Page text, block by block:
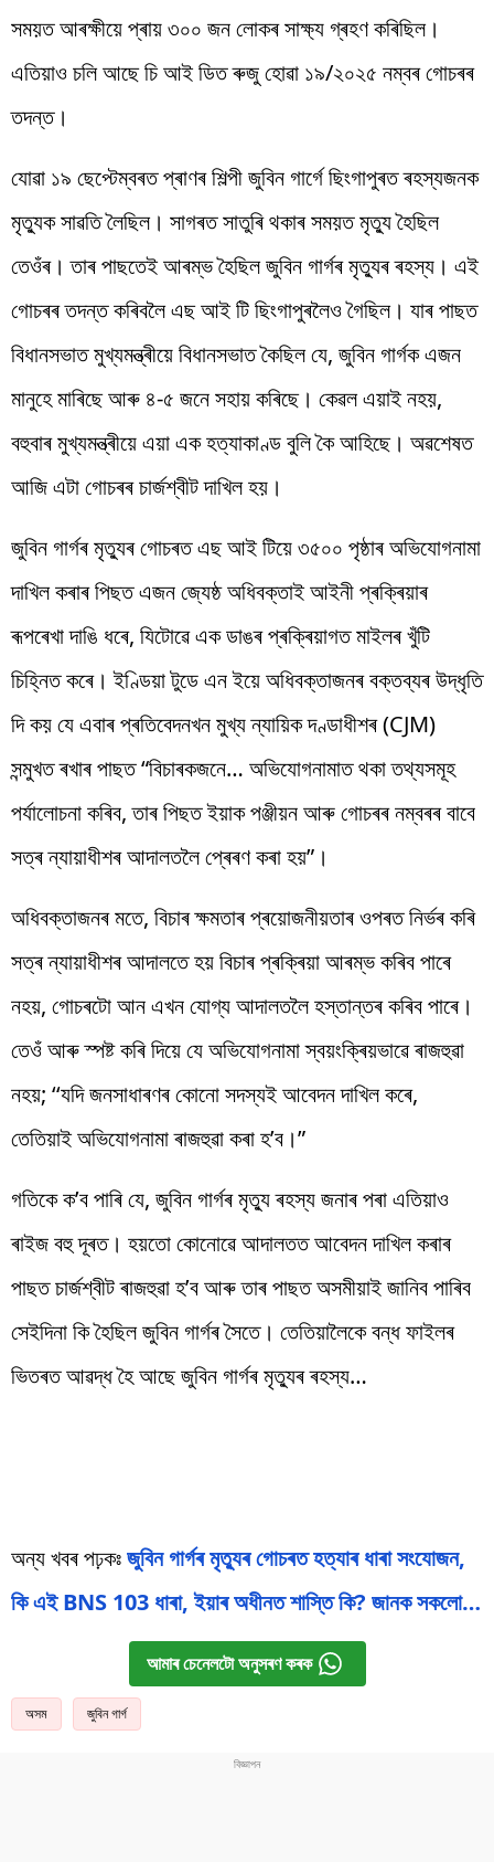
সময়ত আৰক্ষীয়ে প্ৰায় ৩০০ জন লোকৰ সাক্ষ্য গ্ৰহণ কৰিছিল।
এতিয়াও চলি আছে চি আই ডিত ৰুজু হোৱা ১৯/২০২৫ নম্বৰ গোচৰৰ
তদন্ত।
যোৱা ১৯ ছেপ্টেম্বৰত প্ৰাণৰ শিল্পী জুবিন গাৰ্গে ছিংগাপুৰত ৰহস্যজনক
মৃত্যুক সাৱতি লৈছিল। সাগৰত সাতুৰি থকাৰ সময়ত মৃত্যু হৈছিল
তেওঁৰ। তাৰ পাছতেই আৰম্ভ হৈছিল জুবিন গাৰ্গৰ মৃত্যুৰ ৰহস্য। এই
গোচৰৰ তদন্ত কৰিবলৈ এছ আই টি ছিংগাপুৰলৈও গৈছিল। যাৰ পাছত
বিধানসভাত মুখ্যমন্ত্ৰীয়ে বিধানসভাত কৈছিল যে, জুবিন গাৰ্গক এজন
মানুহে মাৰিছে আৰু ৪-৫ জনে সহায় কৰিছে। কেৱল এয়াই নহয়,
বহুবাৰ মুখ্যমন্ত্ৰীয়ে এয়া এক হত্যাকাণ্ড বুলি কৈ আহিছে। অৱশেষত
আজি এটা গোচৰৰ চাৰ্জশ্বীট দাখিল হয়।
জুবিন গাৰ্গৰ মৃত্যুৰ গোচৰত এছ আই টিয়ে ৩৫০০ পৃষ্ঠাৰ অভিযোগনামা
দাখিল কৰাৰ পিছত এজন জ্যেষ্ঠ অধিবক্তাই আইনী প্ৰক্ৰিয়াৰ
ৰূপৰেখা দাঙি ধৰে, যিটোৱে এক ডাঙৰ প্ৰক্ৰিয়াগত মাইলৰ খুঁটি
চিহ্নিত কৰে। ইণ্ডিয়া টুডে এন ইয়ে অধিবক্তাজনৰ বক্তব্যৰ উদ্ধৃতি
দি কয় যে এবাৰ প্ৰতিবেদনখন মুখ্য ন্যায়িক দণ্ডাধীশৰ (CJM)
সন্মুখত ৰখাৰ পাছত “বিচাৰকজনে… অভিযোগনামাত থকা তথ্যসমূহ
পৰ্যালোচনা কৰিব, তাৰ পিছত ইয়াক পঞ্জীয়ন আৰু গোচৰৰ নম্বৰৰ বাবে
সত্ৰ ন্যায়াধীশৰ আদালতলৈ প্ৰেৰণ কৰা হয়”।
অধিবক্তাজনৰ মতে, বিচাৰ ক্ষমতাৰ প্ৰয়োজনীয়তাৰ ওপৰত নিৰ্ভৰ কৰি
সত্ৰ ন্যায়াধীশৰ আদালতে হয় বিচাৰ প্ৰক্ৰিয়া আৰম্ভ কৰিব পাৰে
নহয়, গোচৰটো আন এখন যোগ্য আদালতলৈ হস্তান্তৰ কৰিব পাৰে।
তেওঁ আৰু স্পষ্ট কৰি দিয়ে যে অভিযোগনামা স্বয়ংক্ৰিয়ভাৱে ৰাজহুৱা
নহয়; ‘‘যদি জনসাধাৰণৰ কোনো সদস্যই আবেদন দাখিল কৰে,
তেতিয়াই অভিযোগনামা ৰাজহুৱা কৰা হ’ব।”
গতিকে ক’ব পাৰি যে, জুবিন গাৰ্গৰ মৃত্যু ৰহস্য জনাৰ পৰা এতিয়াও
ৰাইজ বহু দূৰত। হয়তো কোনোৱে আদালতত আবেদন দাখিল কৰাৰ
পাছত চাৰ্জশ্বীট ৰাজহুৱা হ’ব আৰু তাৰ পাছত অসমীয়াই জানিব পাৰিব
সেইদিনা কি হৈছিল জুবিন গাৰ্গৰ সৈতে। তেতিয়ালৈকে বন্ধ ফাইলৰ
ভিতৰত আৱদ্ধ হৈ আছে জুবিন গাৰ্গৰ মৃত্যুৰ ৰহস্য…
অন্য খবৰ পঢ়কঃজুবিন গাৰ্গৰ মৃত্যুৰ গোচৰত হত্যাৰ ধাৰা সংযোজন,
কি এই BNS 103 ধাৰা, ইয়াৰ অধীনত শাস্তি কি? জানক সকলো…
আমাৰ চেনেলটো অনুসৰণ কৰক
অসম জুবিন গাৰ্গ